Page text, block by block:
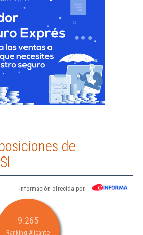
de
Información ofrecida por
9.265
Ranking Alicante